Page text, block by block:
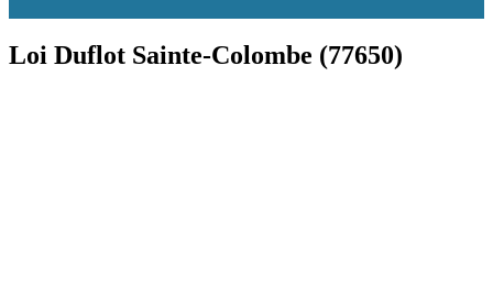
Loi Duflot Sainte-Colombe (77650)